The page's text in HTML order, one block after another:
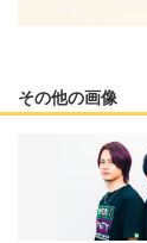
その他の画像